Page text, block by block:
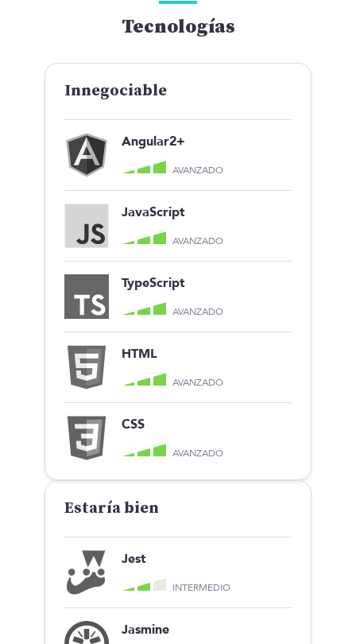
Tecnologías
Innegociable
Angular2+
AVANZADO
JavaScript
AVANZADO
TypeScript
AVANZADO
HTML
AVANZADO
CSS
AVANZADO
Estaría bien
Jest
INTERMEDIO
Jasmine